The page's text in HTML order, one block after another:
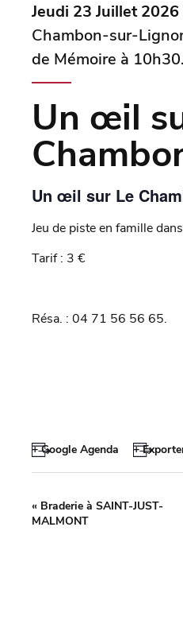
Jeudi 23 Juillet 2026
Chambon-sur-
de Mémoire à 10h30.
Un œil
Un œil sur Le
Jeu de piste en famille
Tarif : 3 €
Résa. : 04 71 56 56 65.
+ Google Agenda +
« Braderie à SAINT-JUST-
MALMONT